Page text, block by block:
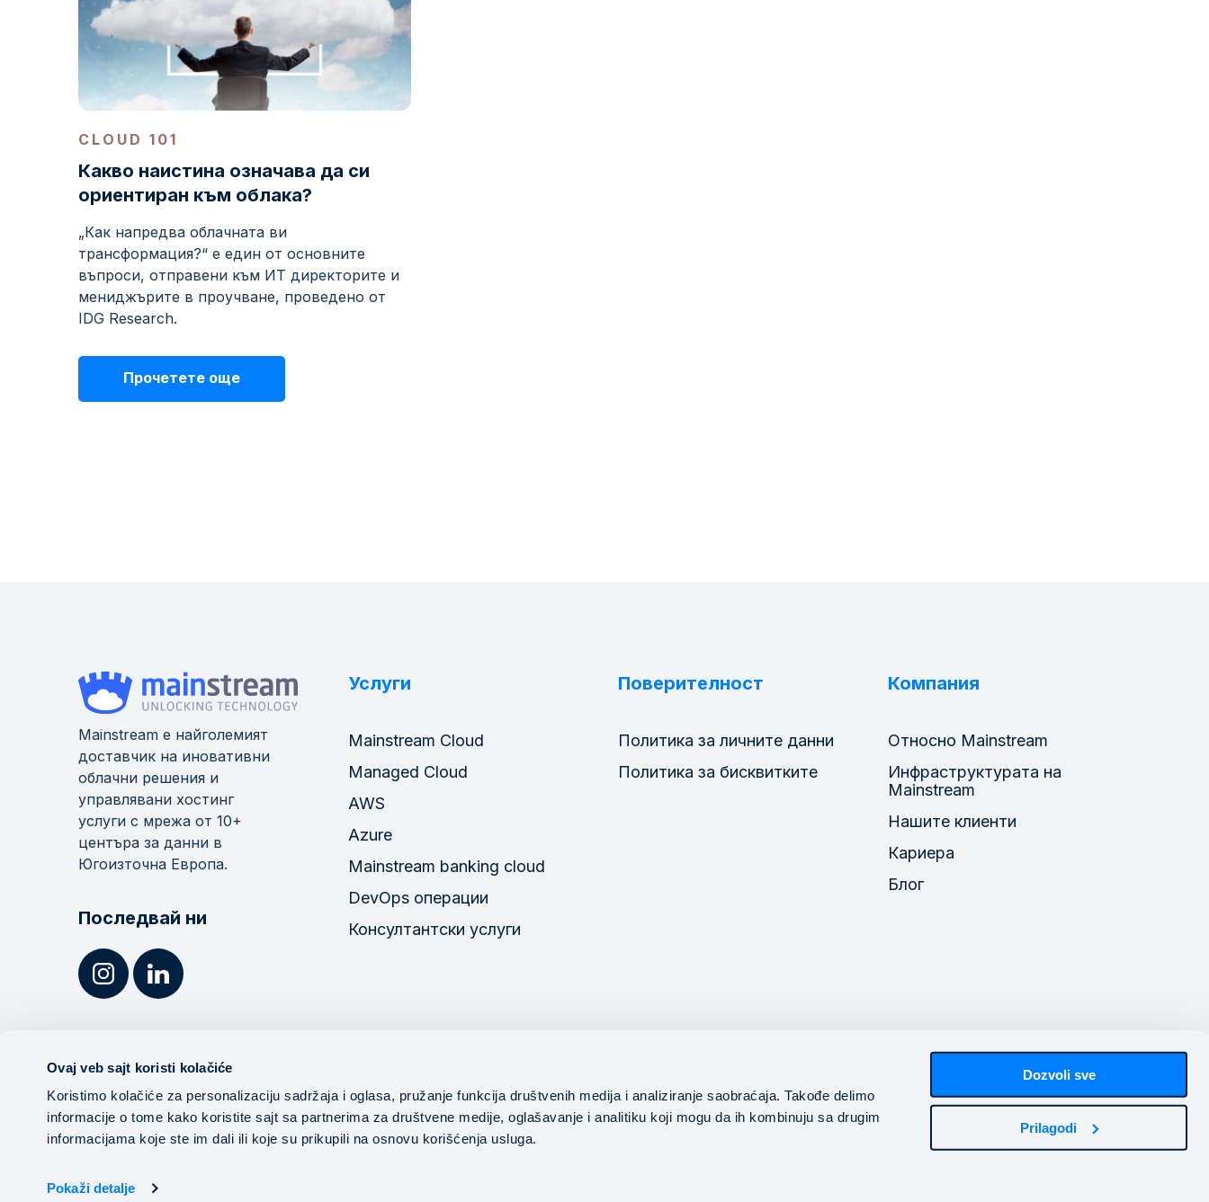
Ovaj veb sajt koristi kolačiće
Koristimo kolačiće za personalizaciju sadržaja i oglasa, pružanje funkcija društvenih medija i analiziranje saobraćaja. Takođe delimo
informacije o tome kako koristite sajt sa partnerima za društvene medije, oglašavanje i analitiku koji mogu da ih kombinuju sa drugim
informacijama koje ste im dali ili koje su prikupili na osnovu korišćenja usluga.
Pokaži detalje
Dozvoli sve
Prilagodi
CLOUD 101
Какво наистина означава да си
ориентиран към облака?
„Как напредва облачната ви
трансформация?“ е един от основните
въпроси, отправени към ИТ директорите и
мениджърите в проучване, проведено от
IDG Research.
Прочетете още
Mainstream е найголемият
доставчик на иновативни
облачни решения и
управлявани хостинг
услуги с мрежа от 10+
центъра за данни в
Югоизточна Европа.
Последвай ни
Услуги
Mainstream Cloud
Managed Cloud
AWS
Azure
Mainstream banking cloud
DevOps операции
Консултантски услуги
Поверителност
Политика за личните данни
Политика за бисквитките
Компания
Относно Mainstream
Инфраструктурата на
Mainstream
Нашите клиенти
Кариера
Блог
Mainstream 2012-2026 Всички права запазени. Пример от практиката Свържете се с нас